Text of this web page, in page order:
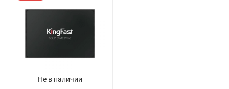
Не в наличии